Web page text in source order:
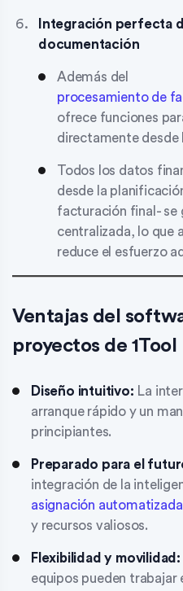
Integración perfecta
documentación
Además del
procesamiento de
ofrece funciones
directamente desde
Todos los datos
desde la
facturación final- se
centralizada, lo que
reduce el esfuerzo
Ventajas del
proyectos de 1Tool
Diseño intuitivo: La
arranque rápido y un
principiantes.
Preparado para el
integración de la
asignación
y recursos valiosos.
Flexibilidad y movilidad:
equipos pueden trabajar